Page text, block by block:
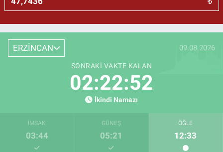
ERZİNCAN 09.08.2026
SONRAKI VAKTE KALAN
02:22:52
İkindi Namazı
İMSAK
03:44
GÜNEŞ
05:21
ÖĞLE
12:33